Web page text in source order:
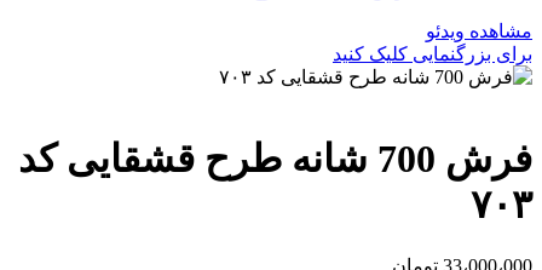
مشاهده ویدئو
برای بزرگنمایی کلیک کنید
فرش 700 شانه طرح قشقایی کد
۷۰۳
33،000،000 تومان